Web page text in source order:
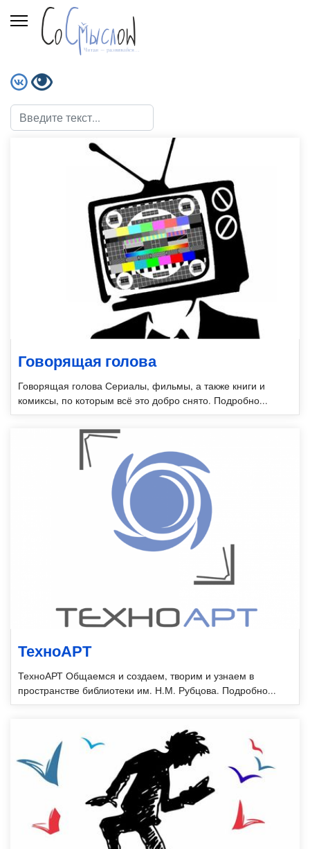
Говорящая голова
Говорящая голова Сериалы, фильмы, а также книги и
комиксы, по которым всё это добро снято. Подробно...
ТехноАРТ
ТехноАРТ Общаемся и создаем, творим и узнаем в
пространстве библиотеки им. Н.М. Рубцова. Подробно...